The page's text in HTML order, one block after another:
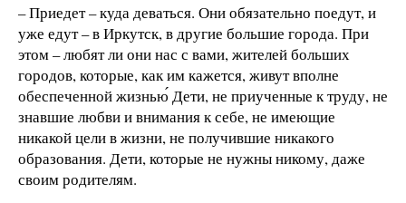
– Приедет – куда деваться. Они обязательно поедут, и
уже едут – в Иркутск, в другие большие города. При
этом – любят ли они нас с вами, жителей больших
городов, которые, как им кажется, живут вполне
обеспеченной жизнью́ Дети, не приученные к труду, не
знавшие любви и внимания к себе, не имеющие
никакой цели в жизни, не получившие никакого
образования. Дети, которые не нужны никому, даже
своим родителям.